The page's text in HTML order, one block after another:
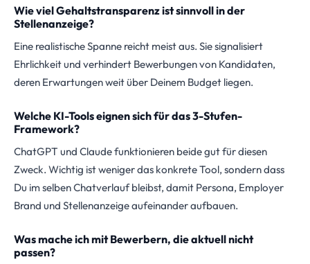
Wie viel Gehaltstransparenz ist sinnvoll in der
Stellenanzeige?
Eine realistische Spanne reicht meist aus. Sie signalisiert
Ehrlichkeit und verhindert Bewerbungen von Kandidaten,
deren Erwartungen weit über Deinem Budget liegen.
Welche KI-Tools eignen sich für das 3-Stufen-
Framework?
ChatGPT und Claude funktionieren beide gut für diesen
Zweck. Wichtig ist weniger das konkrete Tool, sondern dass
Du im selben Chatverlauf bleibst, damit Persona, Employer
Brand und Stellenanzeige aufeinander aufbauen.
Was mache ich mit Bewerbern, die aktuell nicht
passen?